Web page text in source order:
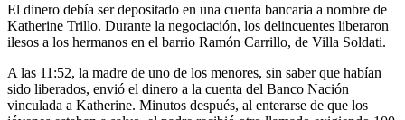
El dinero debía ser depositado en una cuenta bancaria a nombre de
Katherine Trillo. Durante la negociación, los delincuentes liberaron
ilesos a los hermanos en el barrio Ramón Carrillo, de Villa Soldati.
A las 11:52, la madre de uno de los menores, sin saber que habían
sido liberados, envió el dinero a la cuenta del Banco Nación
vinculada a Katherine. Minutos después, al enterarse de que los